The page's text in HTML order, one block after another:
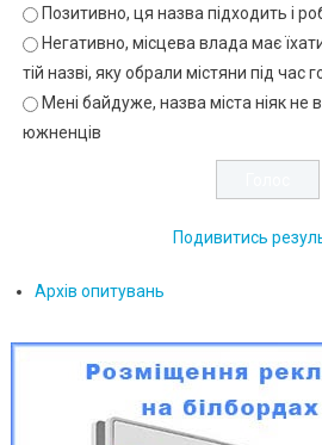
Позитивно, ця назва підходить і
Негативно, місцева влада має
тій назві, яку обрали містяни під час
Мені байдуже, назва міста ніяк не
южненців
Подивитись
Архів опитувань